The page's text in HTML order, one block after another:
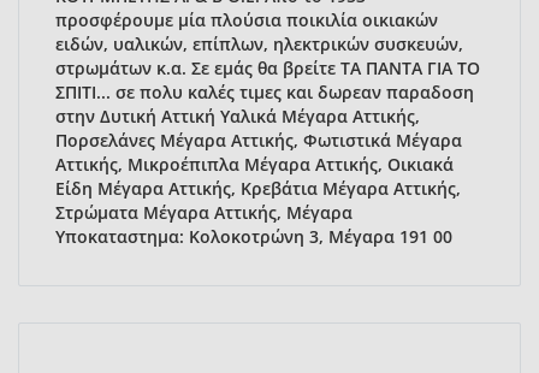
προσφέρουμε μία πλούσια ποικιλία οικιακών
ειδών, υαλικών, επίπλων, ηλεκτρικών συσκευών,
στρωμάτων κ.α. Σε εμάς θα βρείτε ΤΑ ΠΑΝΤΑ ΓΙΑ ΤΟ
ΣΠΙΤΙ... σε πολυ καλές τιμες και δωρεαν παραδοση
στην Δυτική Αττική Υαλικά Μέγαρα Αττικής,
Πορσελάνες Μέγαρα Αττικής, Φωτιστικά Μέγαρα
Αττικής, Μικροέπιπλα Μέγαρα Αττικής, Οικιακά
Είδη Μέγαρα Αττικής, Κρεβάτια Μέγαρα Αττικής,
Στρώματα Μέγαρα Αττικής, Μέγαρα
Υποκαταστημα: Κολοκοτρώνη 3, Μέγαρα 191 00